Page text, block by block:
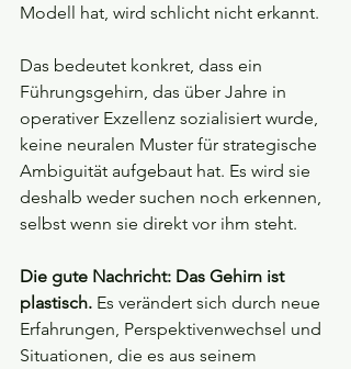
Modell hat, wird schlicht nicht erkannt.
Das bedeutet konkret, dass ein
Führungsgehirn, das über Jahre in
operativer Exzellenz sozialisiert wurde,
keine neuralen Muster für strategische
Ambiguität aufgebaut hat. Es wird sie
deshalb weder suchen noch erkennen,
selbst wenn sie direkt vor ihm steht.
Die gute Nachricht: Das Gehirn ist
plastisch. Es verändert sich durch neue
Erfahrungen, Perspektivenwechsel und
Situationen, die es aus seinem